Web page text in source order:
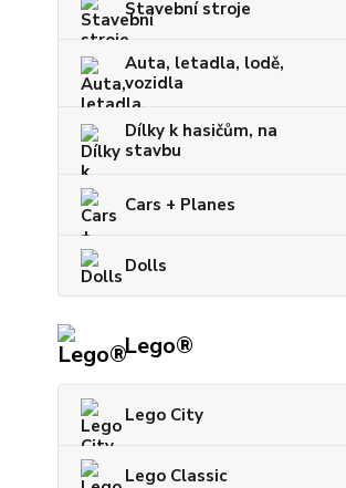
Stavební stroje
Auta, letadla, lodě,
vozidla
Dílky k hasičům, na
stavbu
Cars + Planes
Dolls
Lego®
Lego City
Lego Classic